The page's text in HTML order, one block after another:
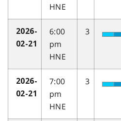
HNE
2026-
02-21
6:00
pm
HNE
3
2026-
02-21
7:00
pm
HNE
3